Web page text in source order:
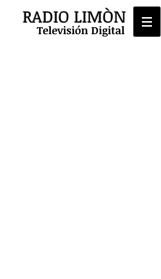
RADIO LIMÒN
Televisión Digital